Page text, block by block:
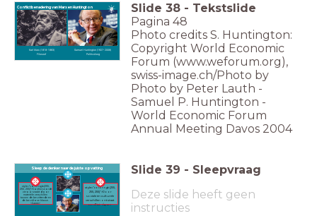
Karl Marx (1818-1883)
Filosoof
Samuel Huntington (1927-2008)
Politicoloog
Conflictbenadering van Marx en Huntington Slide 38 - Tekstslide
Pagina 48
Photo credits S. Huntington:
Copyright World Economic
Forum (www.weforum.org),
swiss-image.ch/Photo by
Photo by Peter Lauth -
Samuel P. Huntington -
World Economic Forum
Annual Meeting Davos 2004
Sleep de denker naar de juiste opvatting
<span
style="color:rgb(255,
255, 255)">Conflict wordt
veroorzaakt door
materiële verschillen
tussen de bezittende en
de bezitlose klasse.
</span>
<span
style="color:rgb(255,
255, 255)">Door
sociale en culturele
verschillen ontstaat
conflict.</span>
Slide 39 - Sleepvraag
Deze slide heeft geen
instructies